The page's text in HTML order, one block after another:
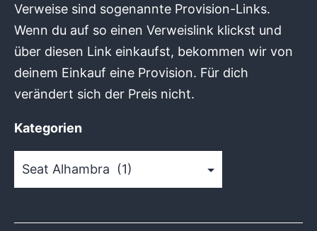
Verweise sind sogenannte Provision-Links.
Wenn du auf so einen Verweislink klickst und
über diesen Link einkaufst, bekommen wir von
deinem Einkauf eine Provision. Für dich
verändert sich der Preis nicht.
Kategorien
Kategorien